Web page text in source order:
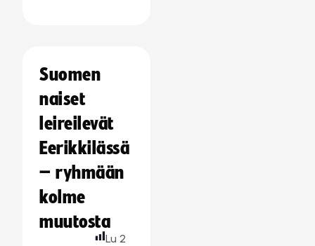
Suomen
naiset
leireilevät
Eerikkilässä
– ryhmään
kolme
muutosta
Lu 2